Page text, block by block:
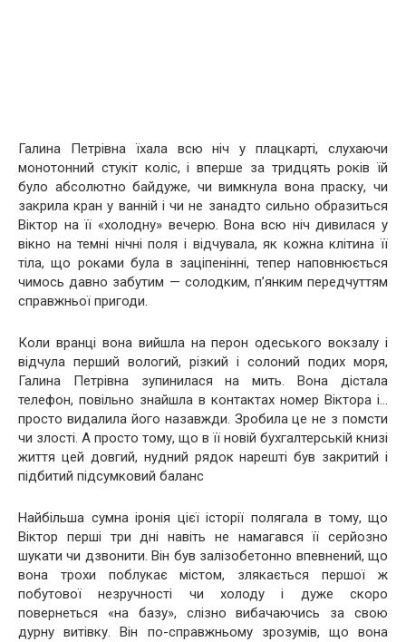
Галина Петрівна їхала всю ніч у плацкарті, слухаючи
монотонний стукіт коліс, і вперше за тридцять років їй
було абсолютно байдуже, чи вимкнула вона праску, чи
закрила кран у ванній і чи не занадто сильно образиться
Віктор на її «холодну» вечерю. Вона всю ніч дивилася у
вікно на темні нічні поля і відчувала, як кожна клітина її
тіла, що роками була в заціпенінні, тепер наповнюється
чимось давно забутим — солодким, п’янким передчуттям
справжньої пригоди.
Коли вранці вона вийшла на перон одеського вокзалу і
відчула перший вологий, різкий і солоний подих моря,
Галина Петрівна зупинилася на мить. Вона дістала
телефон, повільно знайшла в контактах номер Віктора і…
просто видалила його назавжди. Зробила це не з помсти
чи злості. А просто тому, що в її новій бухгалтерській книзі
життя цей довгий, нудний рядок нарешті був закритий і
підбитий підсумковий баланс
Найбільша сумна іронія цієї історії полягала в тому, що
Віктор перші три дні навіть не намагався її серйозно
шукати чи дзвонити. Він був залізобетонно впевнений, що
вона трохи поблукає містом, злякається першої ж
побутової незручності чи холоду і дуже скоро
повернеться «на базу», слізно вибачаючись за свою
дурну витівку. Він по-справжньому зрозумів, що вона